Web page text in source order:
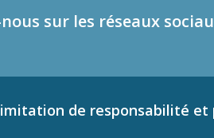
sur les réseaux
de responsabilité